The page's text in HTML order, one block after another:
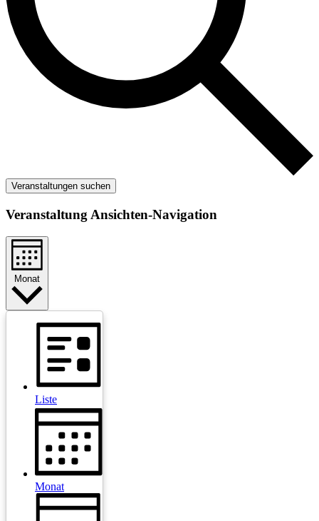
Veranstaltungen suchen
Veranstaltung Ansichten-Navigation
Monat
Liste
Monat